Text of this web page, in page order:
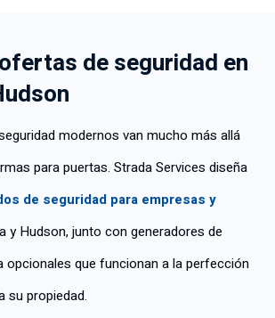
de seguridad en
modernos van mucho más allá
para puertas. Strada Services diseña
de seguridad para empresas y
y Hudson, junto con generadores de
opcionales que funcionan a la perfección
su propiedad.